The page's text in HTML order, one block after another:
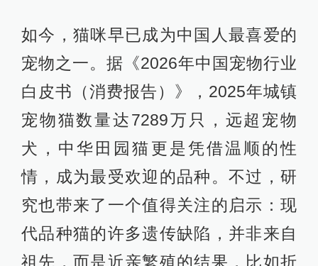
如今，猫咪早已成为中国人最喜爱的
宠物之一。据《2026年中国宠物行业
白皮书（消费报告）》，2025年城镇
宠物猫数量达7289万只，远超宠物
犬，中华田园猫更是凭借温顺的性
情，成为最受欢迎的品种。不过，研
究也带来了一个值得关注的启示：现
代品种猫的许多遗传缺陷，并非来自
祖先，而是近亲繁殖的结果，比如折